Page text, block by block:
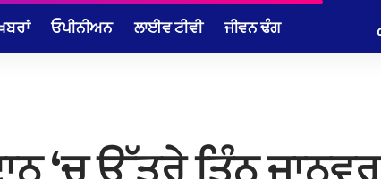
ਓਪੀਨੀਅਨ ਲਾਈਵ ਟੀਵੀ ਜੀਵਨ ਢੰਗ
‘ਚ ਉੱਤਰੇ ਤਿੰਨ ਜਾਨਵਰ